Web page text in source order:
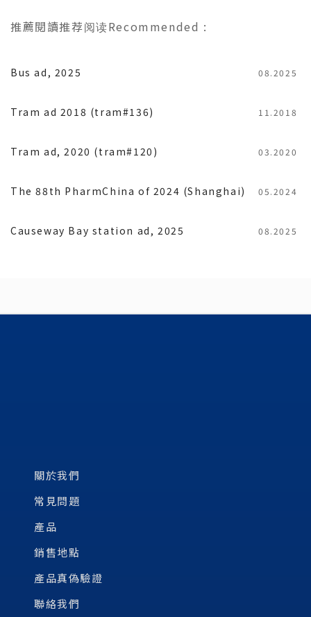
推薦閱讀推荐阅读Recommended :
Bus ad, 2025 08.2025
Tram ad 2018 (tram#136) 11.2018
Tram ad, 2020 (tram#120) 03.2020
The 88th PharmChina of 2024 (Shanghai) 05.2024
Causeway Bay station ad, 2025 08.2025
關於我們
常見問題
產品
銷售地點
產品真偽驗證
聯絡我們